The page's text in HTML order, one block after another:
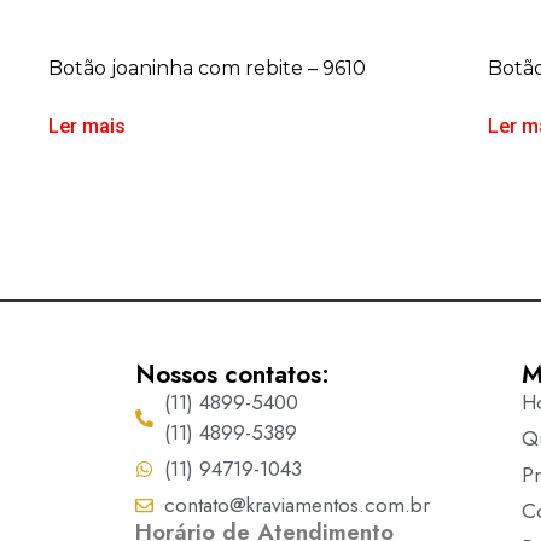
Botão joaninha com rebite – 9610
Ler mais Ler
Nossos contatos:
(11) 4899-5400
(11) 4899-5389
(11) 94719-1043
contato@kraviamentos.com.br
Horário de Atendimento